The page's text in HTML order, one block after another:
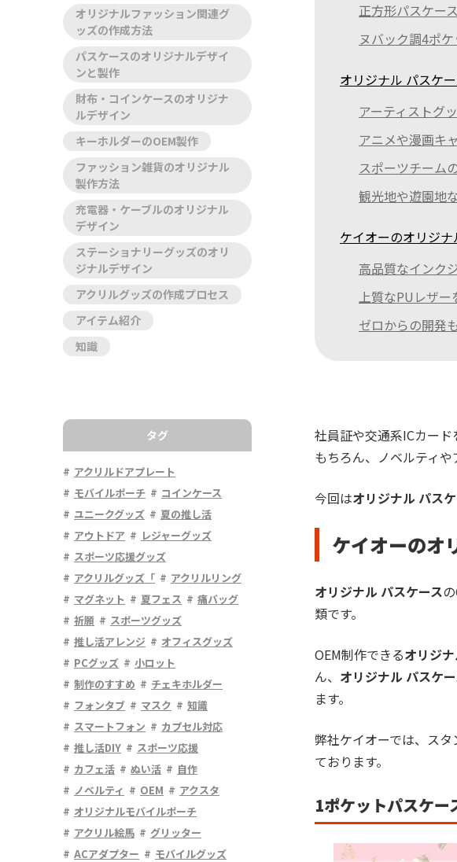
正方形パスケース
ヌバック調4ポ
オリジナル パスケ
アーティストグ
アニメや漫画キ
スポーツチーム
観光地や遊園地
ケイオーのオリジ
高品質なインク
上質なPUレザー
ゼロからの開発
社員証や交通系ICカー
もちろん、ノベルティ
今回はオリジナル パス
ケイオーのオ
オリジナル パスケース
類です。
OEM制作できるオリジ
ん、 オリジナル パスケ
ます。
弊社ケイオーでは、ス
ております。
1ポケットパスケー
オリジナルファッション関連グ
ッズの作成方法
パスケースのオリジナルデザイ
ンと製作
財布・コインケースのオリジナ
ルデザイン
キーホルダーのOEM製作
ファッション雑貨のオリジナル
製作方法
充電器・ケーブルのオリジナル
デザイン
ステーショナリーグッズのオリ
ジナルデザイン
アクリルグッズの作成プロセス
アイテム紹介
知識
タグ
アクリルドアプレート
モバイルポーチ
コインケース
ユニークグッズ
夏の推し活
アウトドア
レジャーグッズ
スポーツ応援グッズ
アクリルグッズ「
アクリルリング
マグネット
夏フェス
痛バッグ
祈願
スポーツグッズ
推し活アレンジ
オフィスグッズ
PCグッズ
小ロット
制作のすすめ
チェキホルダー
フォンタブ
マスク
知識
スマートフォン
カプセル対応
推し活DIY
スポーツ応援
カフェ活
ぬい活
自作
ノベルティ
OEM
アクスタ
オリジナルモバイルポーチ
アクリル絵馬
グリッター
ACアダプター
モバイルグッズ